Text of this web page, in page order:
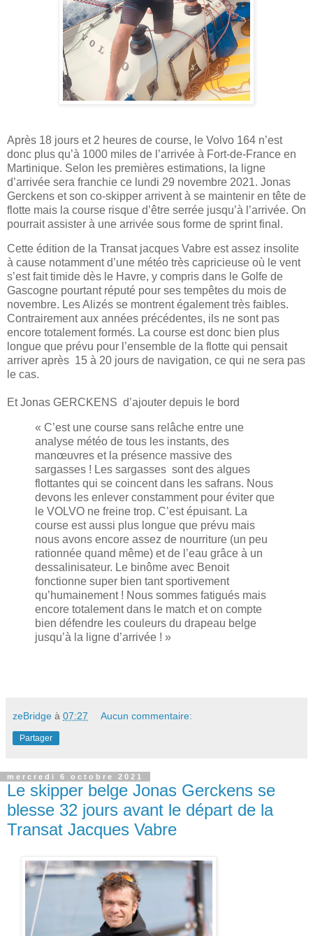
Après 18 jours et 2 heures de course, le Volvo 164 n’est
donc plus qu’à 1000 miles de l’arrivée à Fort-de-France en
Martinique. Selon les premières estimations, la ligne
d’arrivée sera franchie ce lundi 29 novembre 2021. Jonas
Gerckens et son co-skipper arrivent à se maintenir en tête de
flotte mais la course risque d’être serrée jusqu’à l’arrivée. On
pourrait assister à une arrivée sous forme de sprint final.
Cette édition de la Transat jacques Vabre est assez insolite
à cause notamment d’une météo très capricieuse où le vent
s’est fait timide dès le Havre, y compris dans le Golfe de
Gascogne pourtant réputé pour ses tempêtes du mois de
novembre. Les Alizés se montrent également très faibles.
Contrairement aux années précédentes, ils ne sont pas
encore totalement formés. La course est donc bien plus
longue que prévu pour l’ensemble de la flotte qui pensait
arriver après 15 à 20 jours de navigation, ce qui ne sera pas
le cas.
Et Jonas GERCKENS d’ajouter depuis le bord
« C’est une course sans relâche entre une
analyse météo de tous les instants, des
manœuvres et la présence massive des
sargasses ! Les sargasses sont des algues
flottantes qui se coincent dans les safrans. Nous
devons les enlever constamment pour éviter que
le VOLVO ne freine trop. C’est épuisant. La
course est aussi plus longue que prévu mais
nous avons encore assez de nourriture (un peu
rationnée quand même) et de l’eau grâce à un
dessalinisateur. Le binôme avec Benoit
fonctionne super bien tant sportivement
qu’humainement ! Nous sommes fatigués mais
encore totalement dans le match et on compte
bien défendre les couleurs du drapeau belge
jusqu’à la ligne d’arrivée ! »
zeBridge à 07:27 Aucun commentaire:
Partager
mercredi 6 octobre 2021
Le skipper belge Jonas Gerckens se
blesse 32 jours avant le départ de la
Transat Jacques Vabre